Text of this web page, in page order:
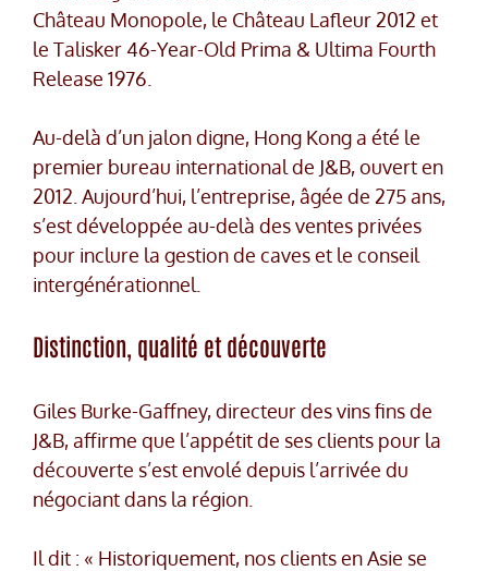
Château Monopole, le Château Lafleur 2012 et
le Talisker 46-Year-Old Prima & Ultima Fourth
Release 1976.
Au-delà d’un jalon digne, Hong Kong a été le
premier bureau international de J&B, ouvert en
2012. Aujourd’hui, l’entreprise, âgée de 275 ans,
s’est développée au-delà des ventes privées
pour inclure la gestion de caves et le conseil
intergénérationnel.
Distinction, qualité et découverte
Giles Burke-Gaffney, directeur des vins fins de
J&B, affirme que l’appétit de ses clients pour la
découverte s’est envolé depuis l’arrivée du
négociant dans la région.
Il dit : « Historiquement, nos clients en Asie se